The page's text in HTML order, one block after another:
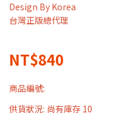
Design By Korea
台灣正版總代理
NT$840
商品編號:
供貨狀況: 尚有庫存 10